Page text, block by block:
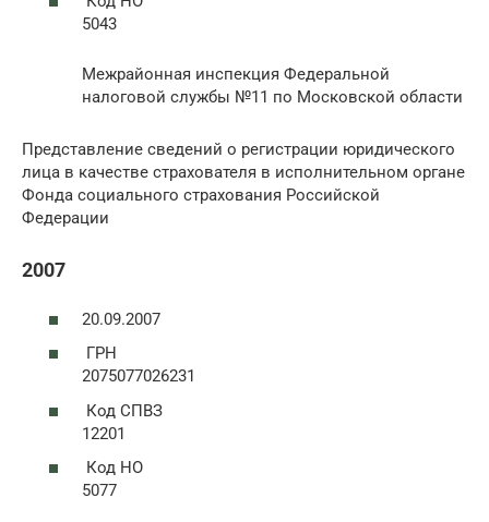
5043
Межрайонная инспекция Федеральной
налоговой службы №11 по Московской области
Представление сведений о регистрации юридического
лица в качестве страхователя в исполнительном органе
Фонда социального страхования Российской
Федерации
2007
20.09.2007
ГРН
2075077026231
Код СПВЗ
12201
Код НО
5077